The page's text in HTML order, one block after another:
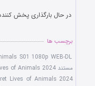
در حال بارگذاری پخش
برچسب ها
S01 1080p WEB-DL
مستند The Secret Lives of Animals 2024
Lives of Animals 2024